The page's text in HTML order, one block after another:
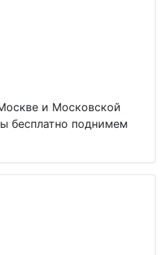
и Московской
бесплатно поднимем